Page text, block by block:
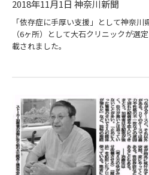
2018年11月1日 神奈川新聞
「依存症に手厚い支援」として神奈
（6ヶ所）として大石クリニックが選
載されました。